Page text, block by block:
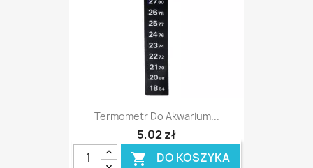
Termometr Do Akwarium...
5,02 zł
 DO KOSZYKA